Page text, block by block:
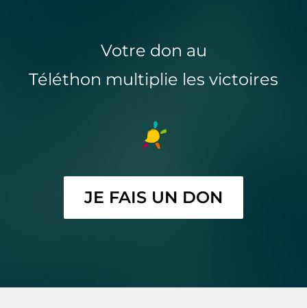
Votre don au
Téléthon multiplie les victoires
JE FAIS UN DON